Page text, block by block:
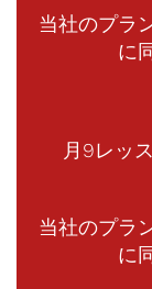
当社のプラ
に
月9レッ
当社のプラ
に